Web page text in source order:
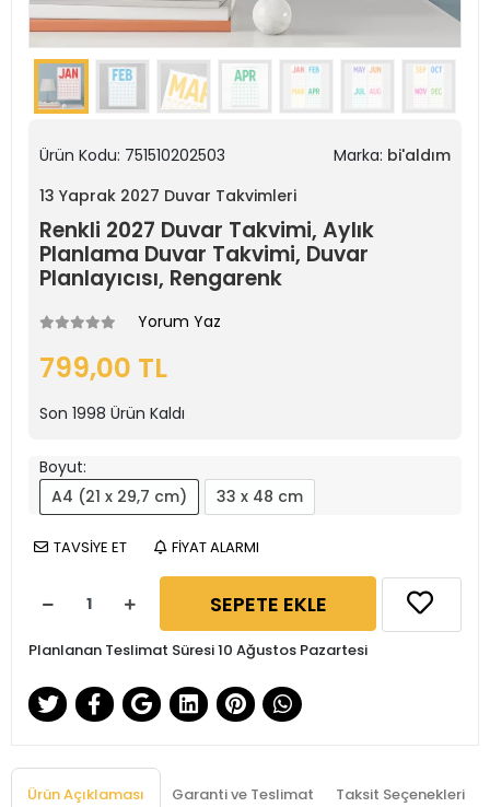
Ürün Kodu: 751510202503 Marka: bi'aldım
13 Yaprak 2027 Duvar Takvimleri
Renkli 2027 Duvar Takvimi, Aylık
Planlama Duvar Takvimi, Duvar
Planlayıcısı, Rengarenk
Yorum Yaz
799,00 TL
Son 1998 Ürün Kaldı
Boyut:
A4 (21 x 29,7 cm)
33 x 48 cm
TAVSİYE ET FİYAT ALARMI
SEPETE EKLE
Planlanan Teslimat Süresi 10 Ağustos Pazartesi
Ürün Açıklaması Garanti ve Teslimat Taksit Seçenekleri